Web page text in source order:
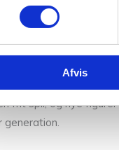
Afvis
fyldt med hygge,
varme og magi i
af små historier
frit spil, og nye